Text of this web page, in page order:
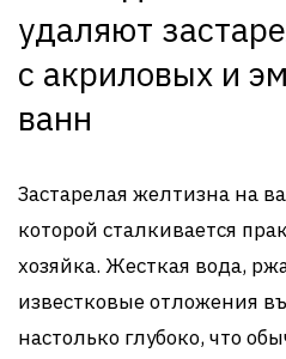
удаляют
с акриловых и
ванн
Застарелая желтизна на
которой сталкивается
хозяйка. Жесткая вода,
известковые отложения
настолько глубоко, что